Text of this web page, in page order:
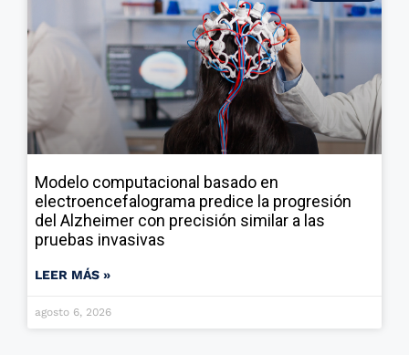
Modelo computacional basado en
electroencefalograma predice la progresión
del Alzheimer con precisión similar a las
pruebas invasivas
LEER MÁS »
agosto 6, 2026